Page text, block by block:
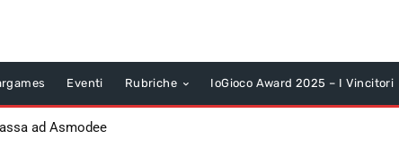
Eventi Rubriche IoGioco Award 2025 – I Vincitori
ad Asmodee